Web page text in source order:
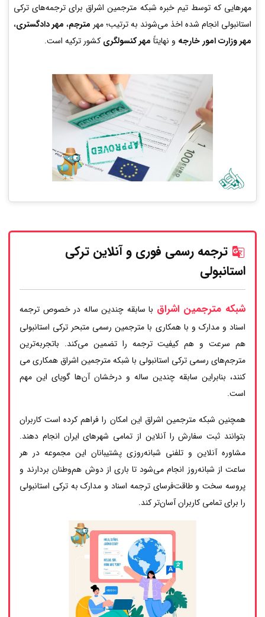
مهرهایی که توسط تیم خبره شبکه مترجمین اشراق برای ترجمه‌های ترکی
استانبولی انجام شده اخذ می‌شوند به ترتیب؛ مهر مترجم، مهر دادگستری،
مهر وزارت امور خارجه و نهایتاً مهر کنسولگری کشور ترکیه است.
ترجمه رسمی فوری و آنلاین ترکی
استانبولی
شبکه مترجمین اشراق با سابقه چندین ساله در خصوص ترجمه
اسناد و مدارک و با همکاری با مترجمین رسمی متبحر ترکی استانبولی
هم سرعت و هم کیفیت ترجمه را تضمین می‌کند. باتجربه‌ترین
مترجم‌های رسمی ترکی استانبولی با شبکه مترجمین اشراق همکاری می
کنند، بنابراین سابقه چندین ساله و درخشان آن‌ها گویای این مهم
است.
همچنین شبکه مترجمین اشراق این امکان را فراهم کرده است کاربران
بتوانند ثبت سفارش را آنلاین از تمامی شهرهای ایران انجام دهند.
مشاوره آنلاین و تلفنی شبانه‌روزی پشتیبانان این مجموعه در هر
ساعت از شبانه‌روز انجام می‌شود تا باری از دوش هم‌وطنان بردارند و
پروسه سخت و طاقت‌فرسای ترجمه اسناد و مدارک به ترکی استانبولی
را برای تمامی کاربران آسان‌تر کند.